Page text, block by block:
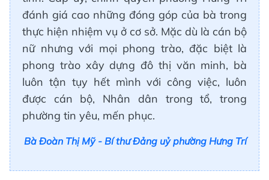
đánh giá cao những đóng góp của bà trong
thực hiện nhiệm vụ ở cơ sở. Mặc dù là cán bộ
nữ nhưng với mọi phong trào, đặc biệt là
phong trào xây dựng đô thị văn minh, bà
luôn tận tụy hết mình với công việc, luôn
được cán bộ, Nhân dân trong tổ, trong
phường tin yêu, mến phục.
Bà Đoàn Thị Mỹ - Bí thư Đảng uỷ phường Hưng Trí